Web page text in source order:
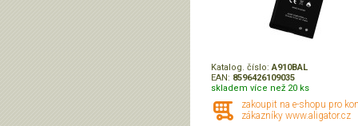
Katalog. číslo:A910BAL
EAN: 8596426109035
skladem více než 20 ks
zakoupit na e-shopu pro
zákazníky www.aligator.cz